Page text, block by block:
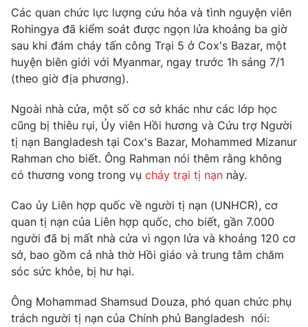
Câu chuyện quốc tế
Thị trường
Góc doanh nghiệp
Dữ liệu và đời sống
Truyền hình
Phim VTV
Hậu trường
Nhân vật
Khán giả
Giải trí
Điện ảnh
Âm nhạc
Sao
Đời sống
Du lịch
Làm đẹp
Chất lượng cuộc sống
Giáo dục
Học trực tuyến
Công nghệ
Hitech Công nghệ tương lai
Sản phẩm
Thị trường
Tư vấn
Giao lưu trực tuyến
Các quan chức lực lượng cứu hỏa và tình nguyện viên
Rohingya đã kiểm soát được ngọn lửa khoảng ba giờ
sau khi đám cháy tấn công Trại 5 ở Cox's Bazar, một
huyện biên giới với Myanmar, ngay trước 1h sáng 7/1
(theo giờ địa phương).
Ngoài nhà cửa, một số cơ sở khác như các lớp học
cũng bị thiêu rụi, Ủy viên Hồi hương và Cứu trợ Người
tị nạn Bangladesh tại Cox's Bazar, Mohammed Mizanur
Rahman cho biết. Ông Rahman nói thêm rằng không
có thương vong trong vụ cháy trại tị nạn này.
Cao ủy Liên hợp quốc về người tị nạn (UNHCR), cơ
quan tị nạn của Liên hợp quốc, cho biết, gần 7.000
người đã bị mất nhà cửa vì ngọn lửa và khoảng 120 cơ
sở, bao gồm cả nhà thờ Hồi giáo và trung tâm chăm
sóc sức khỏe, bị hư hại.
Ông Mohammad Shamsud Douza, phó quan chức phụ
trách người tị nạn của Chính phủ Bangladesh nói: